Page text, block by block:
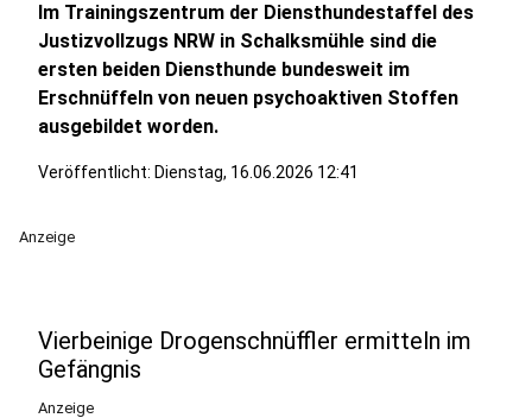
Im Trainingszentrum der Diensthundestaffel des
Justizvollzugs NRW in Schalksmühle sind die
ersten beiden Diensthunde bundesweit im
Erschnüffeln von neuen psychoaktiven Stoffen
ausgebildet worden.
Veröffentlicht: Dienstag, 16.06.2026 12:41
Anzeige
Vierbeinige Drogenschnüffler ermitteln im
Gefängnis
Anzeige